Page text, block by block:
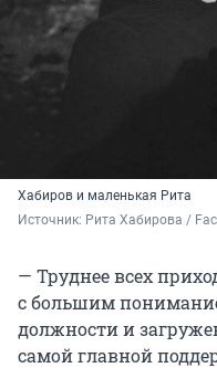
Хабиров и маленькая Рита
Источник: Рита Хабирова /
— Труднее всех
с большим
должности и
самой главной